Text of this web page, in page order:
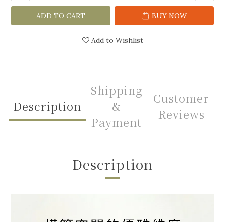
ADD TO CART BUY NOW
Add to Wishlist
Description
Shipping
&
Payment
Customer
Reviews
Description